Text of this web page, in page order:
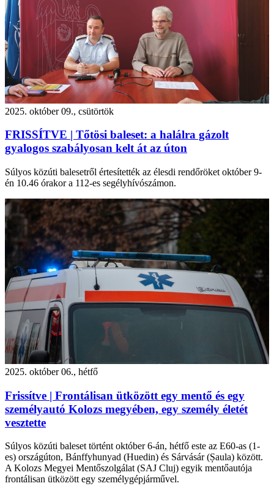
2025. október 09., csütörtök
FRISSÍTVE | Tőtösi baleset: a halálra gázolt
gyalogos szabályosan kelt át az úton
Súlyos közúti balesetről értesítették az élesdi rendőröket október 9-
én 10.46 órakor a 112-es segélyhívószámon.
2025. október 06., hétfő
Frissítve | Frontálisan ütközött egy mentő és egy
személyautó Kolozs megyében, egy személy életét
vesztette
Súlyos közúti baleset történt október 6-án, hétfő este az E60-as (1-
es) országúton, Bánffyhunyad (Huedin) és Sárvásár (Șaula) között.
A Kolozs Megyei Mentőszolgálat (SAJ Cluj) egyik mentőautója
frontálisan ütközött egy személygépjárművel.